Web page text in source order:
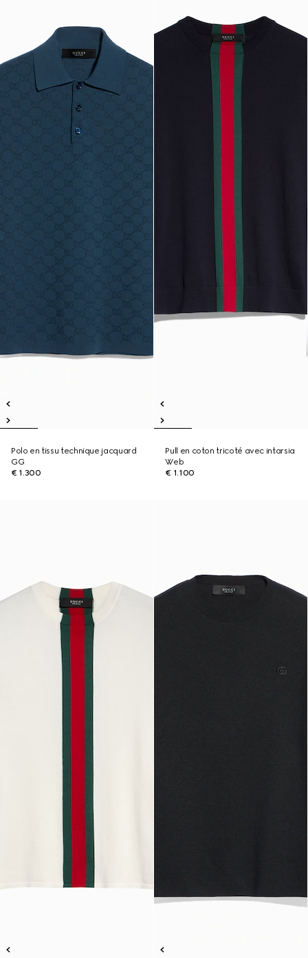
Polo en tissu technique jacquard
GG
€ 1.300
Pull en coton tricoté avec intarsia
Web
€ 1.100